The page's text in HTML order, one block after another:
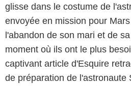
glisse dans le costume de
envoyée en mission pour
l'abandon de son mari et de
moment où ils ont le plus
captivant article d'Esquire
de préparation de l'astronaute